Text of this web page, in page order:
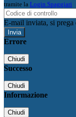
tramite la Login Spaggiari
E-mail inviata, si prega
Errore
Chiudi
Successo
Chiudi
Informazione
Chiudi